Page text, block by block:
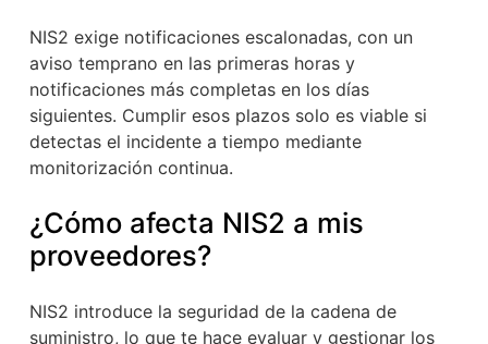
NIS2 exige notificaciones escalonadas, con un
aviso temprano en las primeras horas y
notificaciones más completas en los días
siguientes. Cumplir esos plazos solo es viable si
detectas el incidente a tiempo mediante
monitorización continua.
¿Cómo afecta NIS2 a mis
proveedores?
NIS2 introduce la seguridad de la cadena de
suministro, lo que te hace evaluar y gestionar los